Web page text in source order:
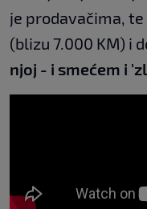
je prodavačima, te
(blizu 7.000 KM) i
njoj - i smećem i